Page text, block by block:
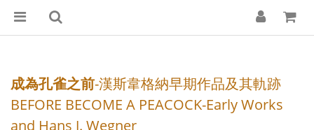
成為孔雀之前-漢斯韋格納早期作品及其軌跡
BEFORE BECOME A PEACOCK-Early Works
and Hans J. Wegner